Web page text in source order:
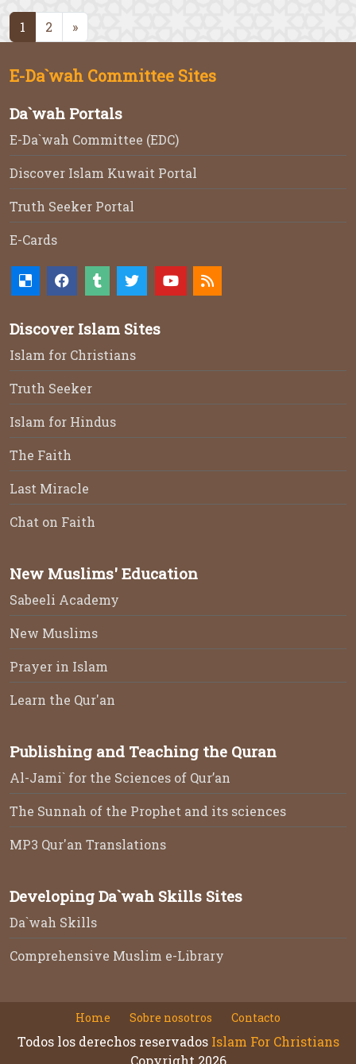
1 (current)
2 »
E-Da`wah Committee Sites
Da`wah Portals
E-Da`wah Committee (EDC)
Discover Islam Kuwait Portal
Truth Seeker Portal
E-Cards
Discover Islam Sites
Islam for Christians
Truth Seeker
Islam for Hindus
The Faith
Last Miracle
Chat on Faith
New Muslims' Education
Sabeeli Academy
New Muslims
Prayer in Islam
Learn the Qur'an
Publishing and Teaching the Quran
Al-Jami` for the Sciences of Qur’an
The Sunnah of the Prophet and its sciences
MP3 Qur'an Translations
Developing Da`wah Skills Sites
Da`wah Skills
Comprehensive Muslim e-Library
Home Sobre nosotros Contacto
Todos los derechos reservados Islam For Christians